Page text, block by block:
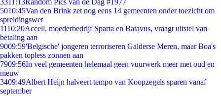
3311:13Random Pics van de Dag #1977
5010:45Van den Brink zet nog eens 14 gemeenten onder toezicht om
spreidingswet
1110:20Accell, moederbedrijf Sparta en Batavus, vraagt uitstel van
betaling aan
9009:59'Belgische' jongeren terroriseren Galderse Meren, maar Boa's
pakken topless zonnen aan
7909:56In veel gemeenten helemaal geen vuurwerk meer met oud en
nieuw
3409:49Albert Heijn halveert tempo van Koopzegels sparen vanaf
september